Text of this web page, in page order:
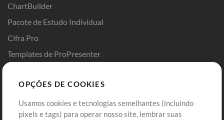
ChartBuilder
Pacote de Estudo Individual
Cifra Pro
Templates de ProPresenter
Comprar Créditos
Entre
OPÇÕES DE COOKIES
Usamos cookies e tecnologias semelhantes (incluindo
pixels e tags) para operar nosso site, lembrar suas